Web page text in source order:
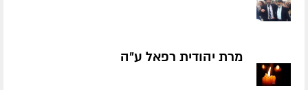
מרת יהודית רפאל ע״ה